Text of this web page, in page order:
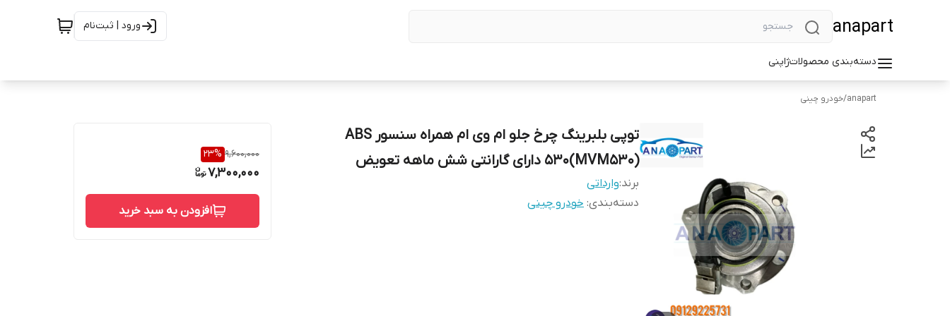
anapart ورود | ثبت‌نام
دسته‌بندی محصولاتژاپنی
anapart
/خودرو چینی
توپی بلبرینگ چرخ جلو ام وی ام همراه سنسور ABS
530(MVM530) دارای گارانتی شش ماهه تعویض
برند:وارداتی
دسته‌بندی: خودرو چینی
9,600,000
23%
7,300,000
افزودن به سبد خرید